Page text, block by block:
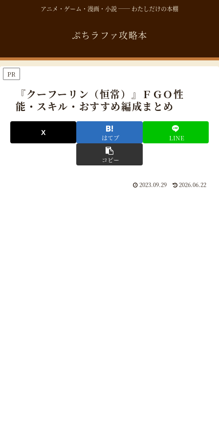
アニメ・ゲーム・漫画・小説 ── わたしだけの本棚
ぷちラファ攻略本
PR
『クーフーリン（恒常）』ＦＧＯ性
能・スキル・おすすめ編成まとめ
はてブ LINE
コピー
2023.09.29 2026.06.22